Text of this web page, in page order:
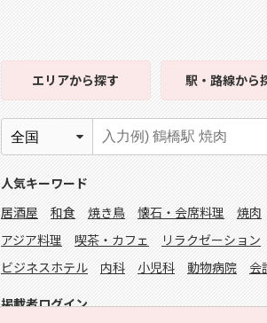
エリアから探す 駅・路線から
人気キーワード
居酒屋
和食 焼き鳥 懐石・会席料理 焼肉
アジア料理
喫茶・カフェ リラクゼーション
ビジネスホテル
内科 小児科 動物病院 会
掲載者ログイン